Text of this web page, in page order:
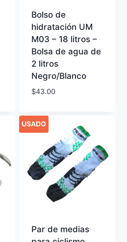
Bolso de
hidratación UM
M03 – 18 litros –
Bolsa de agua de
2 litros
Negro/Blanco
$43.00
USADO
Par de medias